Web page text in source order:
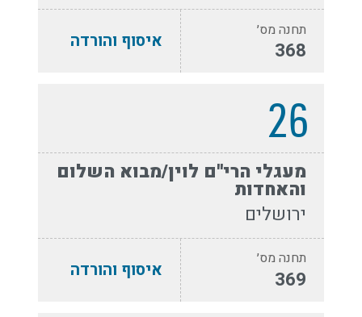
תחנה מס׳
368 איסוף והורדה
26
מעגלי הרי''ם לוין/מבוא השלום
והאחדות
ירושלים
תחנה מס׳
369 איסוף והורדה